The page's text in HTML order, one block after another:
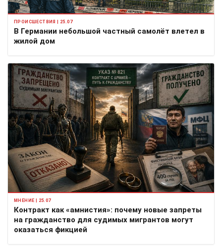
ПРОИСШЕСТВИЯ | 25.07
В Германии небольшой частный самолёт влетел в
жилой дом
МНЕНИЕ | 25.07
Контракт как «амнистия»: почему новые запреты
на гражданство для судимых мигрантов могут
оказаться фикцией